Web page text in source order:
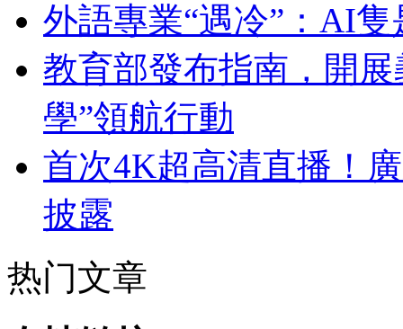
外語專業“遇冷”：AI隻
教育部發布指南，開
學”領航行動
首次4K超高清直播！
披露
热门文章